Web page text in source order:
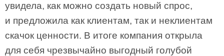
увидела, как можно создать новый спрос,
и предложила как клиентам, так и неклиентам
скачок ценности. В итоге компания открыла
для себя чрезвычайно выгодный голубой